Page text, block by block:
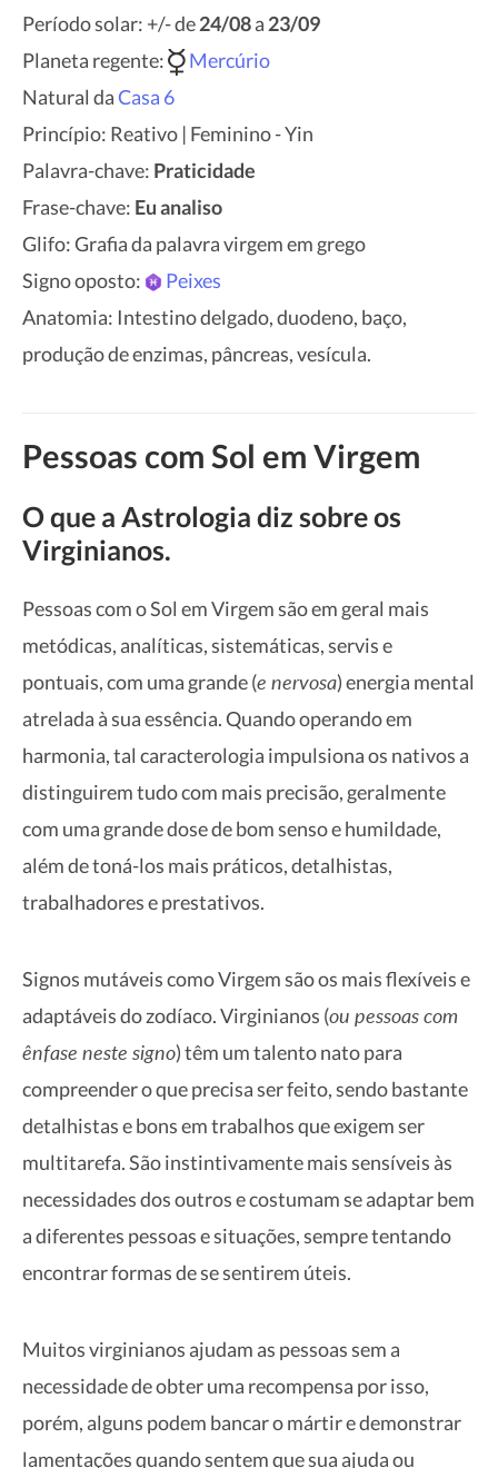
Período solar: +/- de24/08a 23/09
Planeta regente:
Mercúrio
Natural daCasa 6
Princípio: Reativo | Feminino - Yin
Palavra-chave: Praticidade
Frase-chave: Eu analiso
Glifo: Grafia da palavra virgem em grego
Signo oposto:
Peixes
Anatomia: Intestino delgado, duodeno, baço,
produção de enzimas, pâncreas, vesícula.
Pessoas com Sol em Virgem
O que a Astrologia diz sobre os
Virginianos.
Pessoas com o Sol em Virgem são em geral mais
metódicas, analíticas, sistemáticas, servis e
pontuais, com uma grande (e nervosa) energia mental
atrelada à sua essência. Quando operando em
harmonia, tal caracterologia impulsiona os nativos a
distinguirem tudo com mais precisão, geralmente
com uma grande dose de bom senso e humildade,
além de toná-los mais práticos, detalhistas,
trabalhadores e prestativos.
Signos mutáveis como Virgem ​são os mais flexíveis e
adaptáveis do zodíaco. Virginianos (ou pessoas com
ênfase neste signo) têm um talento nato para
compreender o que precisa ser feito, sendo bastante
detalhistas e bons em trabalhos que exigem ser
multitarefa. São instintivamente mais sensíveis às
necessidades dos outros e costumam se adaptar bem
a diferentes pessoas e situações, sempre tentando
encontrar formas de se sentirem úteis.
Muitos virginianos ajudam as pessoas sem a
necessidade de obter uma recompensa por isso,
porém, alguns podem bancar o mártir e demonstrar
lamentações quando sentem que sua ajuda ou